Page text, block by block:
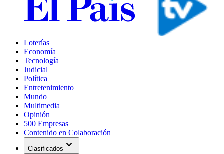
Loterías
Economía
Tecnología
Judicial
Política
Entretenimiento
Mundo
Multimedia
Opinión
500 Empresas
Contenido en Colaboración
Clasificados expand_more